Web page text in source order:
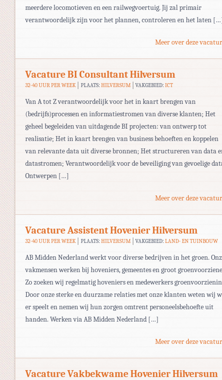
meerdere locomotieven en een railwegvoertuig. Jij zal primair
verantwoordelijk zijn voor het plannen, controleren en het laten
Meer over deze
Vacature BI Consultant Hilversum
32-40 UUR PER WEEK PLAATS: HILVERSUM VAKGEBIED:ICT
Van A tot Z verantwoordelijk voor het in kaart brengen van
(bedrijfs)processen en informatiestromen van diverse klanten; Het
geheel begeleiden van uitdagende BI projecten: van ontwerp tot
realisatie; Het in kaart brengen van business behoeften en koppelen
van relevante data uit diverse bronnen; Het structureren van data
datastromen; Verantwoordelijk voor de beveiliging van gevoelige
Ontwerpen […]
Meer over deze
Vacature Assistent Hovenier Hilversum
32-40 UUR PER WEEK PLAATS: HILVERSUM VAKGEBIED:LAND- EN TUINBOUW
AB Midden Nederland werkt voor diverse bedrijven in het groen.
vakmensen werken bij hoveniers, gemeentes en groot
Zo zoeken wij regelmatig hoveniers en medewerkers
Door onze sterke en duurzame relaties met onze klanten weten wij
er speelt en nemen wij hun zorgen omtrent personeelsbehoefte uit
handen. Werken via AB Midden Nederland […]
Meer over deze
Vacature Vakbekwame Hovenier Hilversum